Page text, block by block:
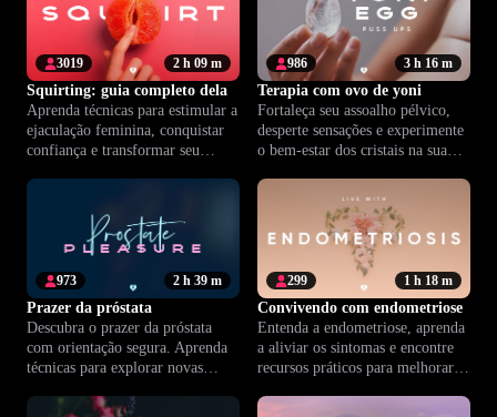
2 h 09 m
3019
Squirting: guia completo dela
Aprenda técnicas para estimular a
ejaculação feminina, conquistar
confiança e transformar seu
3 h 16 m
986
Terapia com ovo de yoni
Fortaleça seu assoalho pélvico,
desperte sensações e experimente
o bem-estar dos cristais na sua
2 h 39 m
973
Prazer da próstata
Descubra o prazer da próstata
com orientação segura. Aprenda
técnicas para explorar novas
autoconfiança.
1 h 18 m
299
Convivendo com endometriose
Entenda a endometriose, aprenda
a aliviar os sintomas e encontre
recursos práticos para melhorar